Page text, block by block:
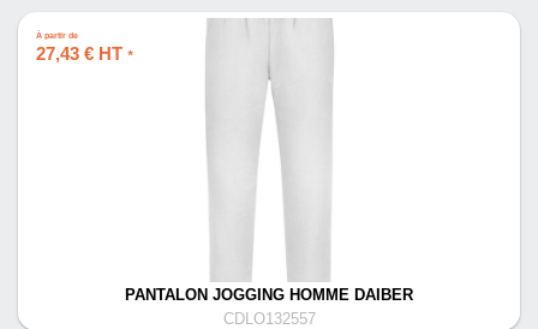
À partir de
27,43 € HT *
PANTALON JOGGING HOMME DAIBER
CDLO132557